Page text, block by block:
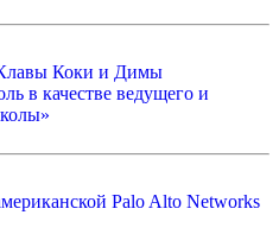
Коки и Димы
в качестве ведущего и
Palo Alto Networks